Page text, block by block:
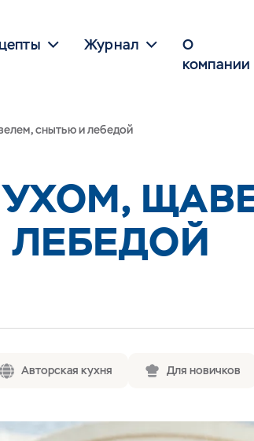
Журнал
О
компании
снытью и лебедой
Авторская кухня Для новичков